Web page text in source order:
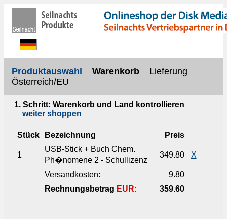
Produktauswahl Warenkorb Lieferung
Österreich/EU
1. Schritt: Warenkorb und Land kontrollieren
weiter shoppen
Stück Bezeichnung Preis
1
USB-Stick + Buch Chem.
Ph�nomene 2 - Schullizenz
349.80 X
Versandkosten:
9.80
Rechnungsbetrag EUR: 359.60